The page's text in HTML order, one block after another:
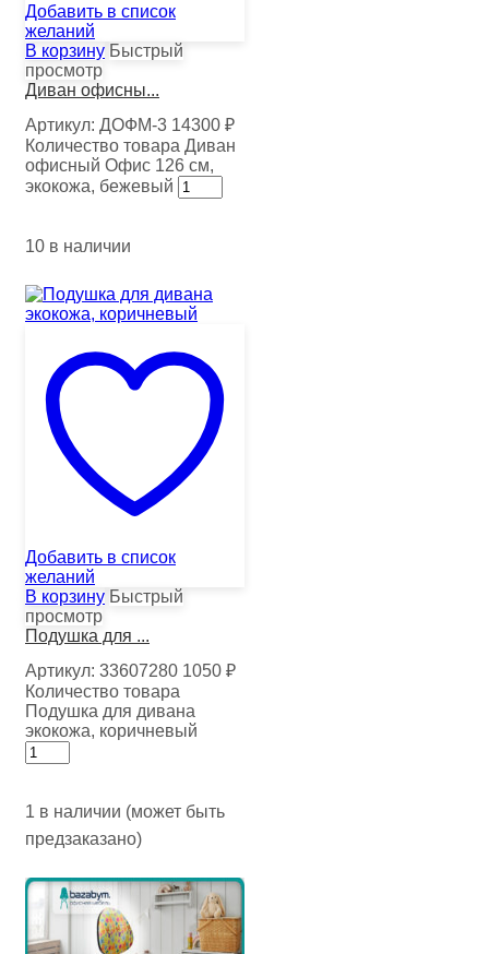
Добавить в список
желаний
В корзину Быстрый
просмотр
Диван офисны...
Артикул: ДОФМ-3 14300 ₽
Количество товара Диван
офисный Офис 126 см,
экокожа, бежевый
10 в наличии
Добавить в список
желаний
В корзину Быстрый
просмотр
Подушка для ...
Артикул: 33607280 1050 ₽
Количество товара
Подушка для дивана
экокожа, коричневый
1 в наличии (может быть
предзаказано)